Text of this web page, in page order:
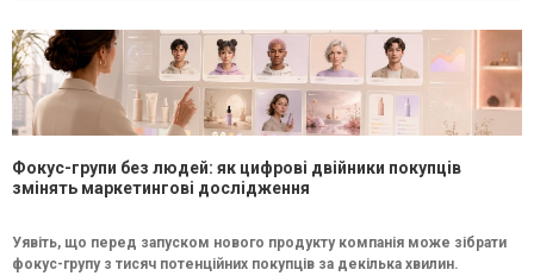
Фокус-групи без людей: як цифрові двійники покупців
змінять маркетингові дослідження
Уявіть, що перед запуском нового продукту компанія може зібрати
фокус-групу з тисяч потенційних покупців за декілька хвилин.